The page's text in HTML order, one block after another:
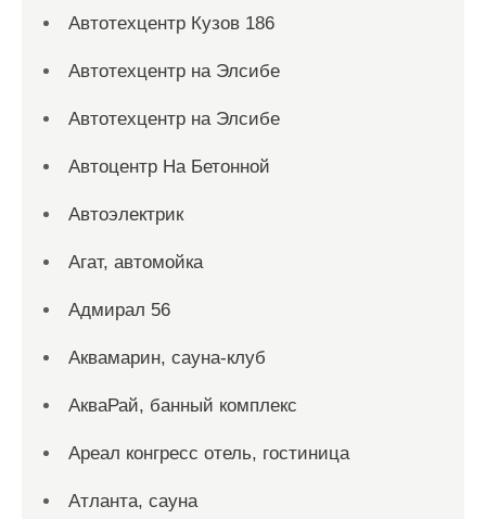
Автотехцентр Кузов 186
Автотехцентр на Элсибе
Автотехцентр на Элсибе
Автоцентр На Бетонной
Автоэлектрик
Агат, автомойка
Адмирал 56
Аквамарин, сауна-клуб
АкваРай, банный комплекс
Ареал конгресс отель, гостиница
Атланта, сауна